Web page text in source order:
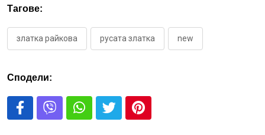
Тагове:
златка райкова русата златка new
Сподели: